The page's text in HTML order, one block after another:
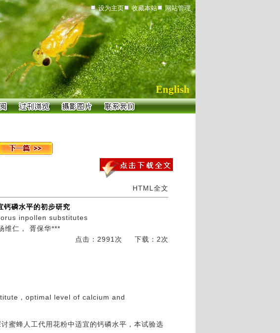
设为主页 收藏本站 网站管理
English
HTML全文
钙磷水平的初步研究
inpollen substitutes
维仁， 胥保华***
点击：2991次
下载：2次
，optimal level of calcium and
蜜蜂人工代用花粉中适宜的钙磷水平，本试验选